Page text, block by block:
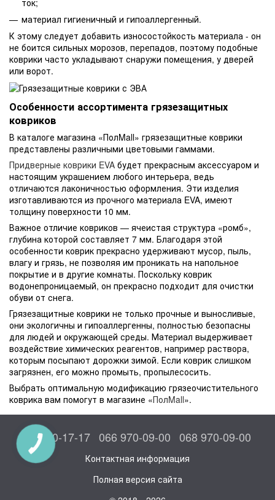
материал гигиеничный и гипоаллергенный.
К этому следует добавить износостойкость материала - он
не боится сильных морозов, перепадов, поэтому подобные
коврики часто укладывают снаружи помещения, у дверей
или ворот.
Особенности ассортимента грязезащитных
ковриков
В каталоге магазина «ПолMall» грязезащитные коврики
представлены различными цветовыми гаммами.
Придверные коврики EVA будет прекрасным аксессуаром и
настоящим украшением любого интерьера, ведь
отличаются лаконичностью оформления. Эти изделия
изготавливаются из прочного материала EVA, имеют
толщину поверхности 10 мм.
Важное отличие ковриков — ячеистая структура «ромб»,
глубина которой составляет 7 мм. Благодаря этой
особенности коврик прекрасно удерживают мусор, пыль,
влагу и грязь, не позволяя им проникать на напольное
покрытие и в другие комнаты. Поскольку коврик
водонепроницаемый, он прекрасно подходит для очистки
обуви от снега.
Грязезащитные коврики не только прочные и выносливые,
они экологичны и гипоаллергенны, полностью безопасны
для людей и окружающей среды. Материал выдерживает
воздействие химических реагентов, например раствора,
которым посыпают дорожки зимой. Если коврик слишком
загрязнен, его можно промыть, пропылесосить.
Выбрать оптимальную модификацию грязеочистительного
коврика вам помогут в магазине «ПолMall».
044 300-17-17 066 970-09-00 068 970-09-00
Контактная информация
Полная версия сайта
КНОПКА
СВЯЗИ